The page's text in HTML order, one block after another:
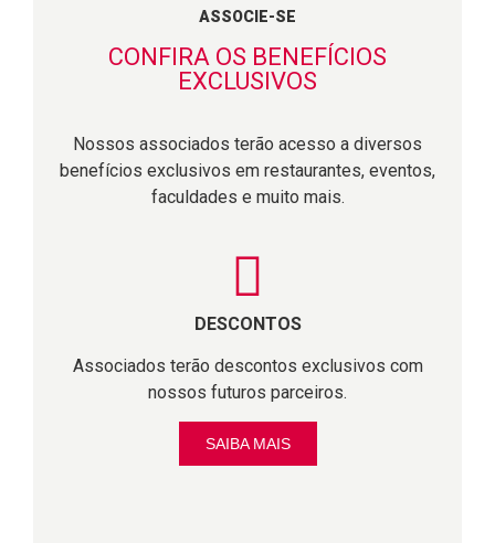
ASSOCIE-SE
CONFIRA OS BENEFÍCIOS
EXCLUSIVOS
Nossos associados terão acesso a diversos
benefícios exclusivos em restaurantes, eventos,
faculdades e muito mais.
DESCONTOS
Associados terão descontos exclusivos com
nossos futuros parceiros.
SAIBA MAIS